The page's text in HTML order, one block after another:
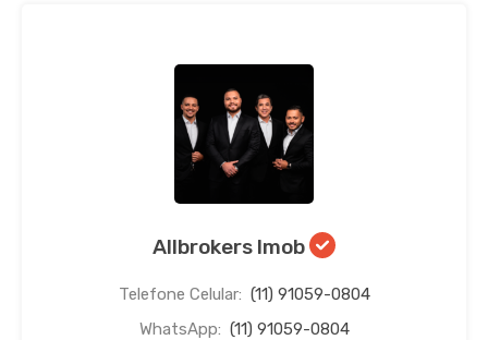
Allbrokers Imob
Telefone Celular: (11) 91059-0804
WhatsApp: (11) 91059-0804